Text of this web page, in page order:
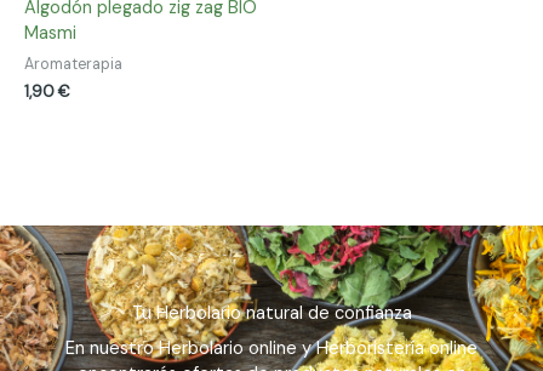
Algodón plegado zig zag BIO
Masmi
Aromaterapia
1,90€
Tu Herbolario natural de confianza
En nuestro Herbolario online y Herboristería online